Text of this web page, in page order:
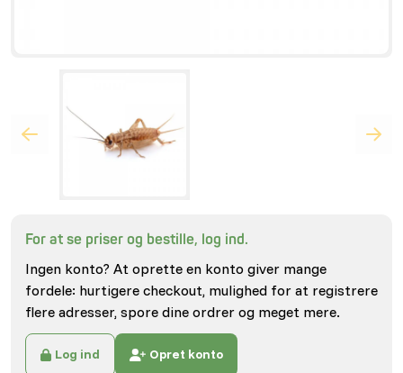
For at se priser og bestille, log ind.
Ingen konto? At oprette en konto giver mange
fordele: hurtigere checkout, mulighed for at registrere
flere adresser, spore dine ordrer og meget mere.
Log ind Opret konto